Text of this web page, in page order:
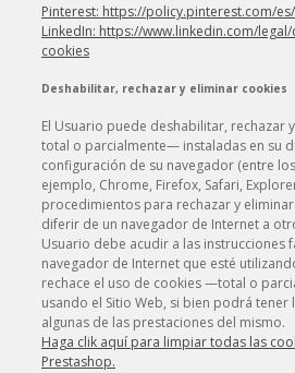
Pinterest: https://policy.pinterest.com/
LinkedIn: https://www.linkedin.com/
cookies
Deshabilitar, rechazar y eliminar cookies
El Usuario puede deshabilitar, rechazar
total o parcialmente— instaladas en su
configuración de su navegador (entre
ejemplo, Chrome, Firefox, Safari,
procedimientos para rechazar y
diferir de un navegador de Internet a
Usuario debe acudir a las instrucciones
navegador de Internet que esté
rechace el uso de cookies —total o
usando el Sitio Web, si bien podrá
algunas de las prestaciones del mismo.
Haga clik aquí para limpiar todas las
Prestashop.